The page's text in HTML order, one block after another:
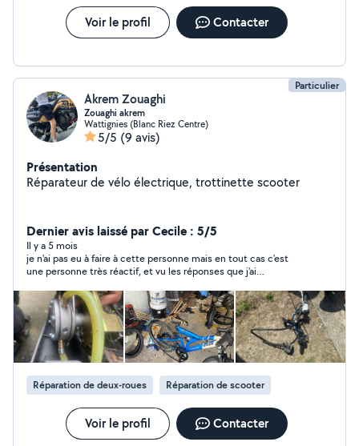
Voir le profil Contacter
Particulier
Akrem Zouaghi
Zouaghi akrem
Wattignies (Blanc Riez Centre)
5/5 (9 avis)
Présentation
Réparateur de vélo électrique, trottinette scooter
Dernier avis laissé par Cecile : 5/5
Il y a 5 mois
je n'ai pas eu à faire à cette personne mais en tout cas c'est
une personne très réactif, et vu les réponses que j'ai
travail.
Réparation de deux-roues Réparation de scooter
Voir le profil Contacter